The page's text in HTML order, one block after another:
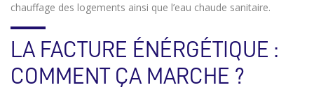
chauffage des logements ainsi que l’eau chaude sanitaire.
LA FACTURE ÉNÉRGÉTIQUE :
COMMENT ÇA MARCHE ?